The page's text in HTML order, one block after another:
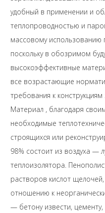
удобный в применении и
теплопроводностью и
массовому использованию
поскольку в обозримом
высокоэффективные
все возрастающие
требования к
Материал , благодаря
необходимые
строящихся или
98% состоит из воздуха —
теплоизолятора.
растворов кислот
отношению к
— бетону извести, цементу,